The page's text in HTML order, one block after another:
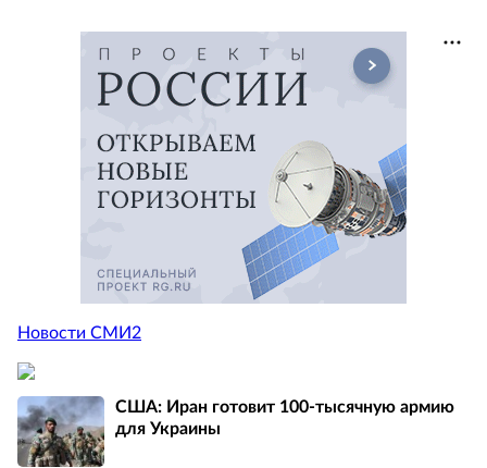
Новости СМИ2
США: Иран готовит 100-тысячную армию
для Украины